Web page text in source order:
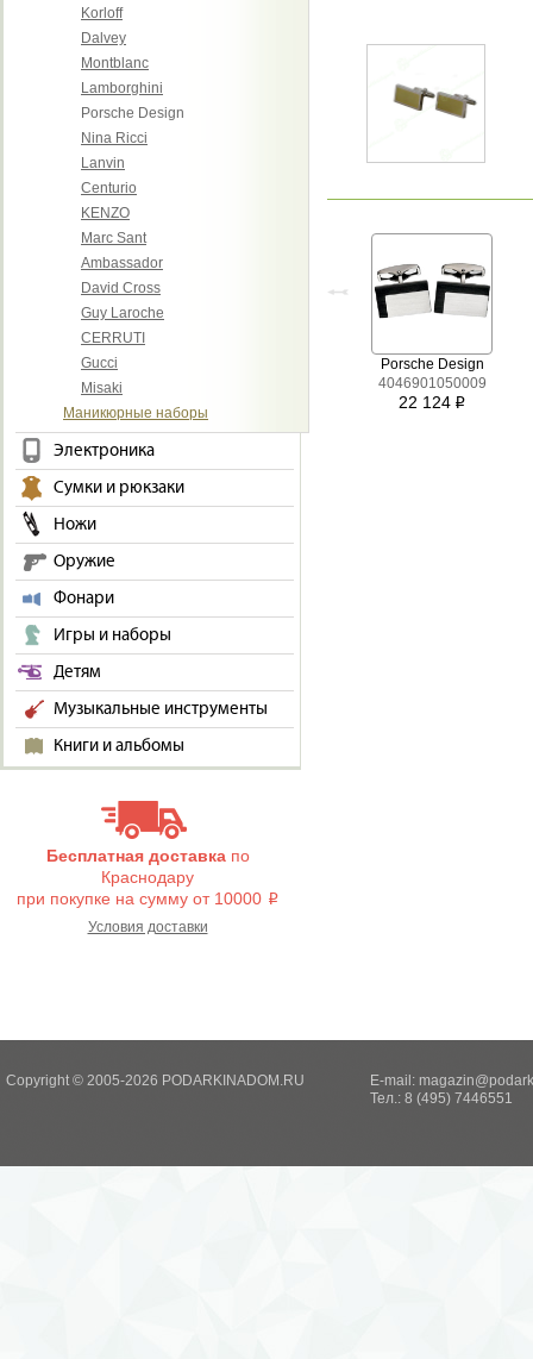
Korloff
Dalvey
Montblanc
Lamborghini
Porsche Design
Nina Ricci
Lanvin
Centurio
KENZO
Marc Sant
Ambassador
David Cross
Guy Laroche
CERRUTI
Gucci
Misaki
Маникюрные наборы
Электроника
Сумки и рюкзаки
Ножи
Оружие
Фонари
Игры и наборы
Детям
Музыкальные инструменты
Книги и альбомы
Бесплатная доставкапо
Краснодару
при покупке на сумму от 10000 i
Условия доставки
Porsche Design
4046901050009
22 124 i
Copyright © 2005-2026 PODARKINADOM.RU E-mail:
Тел.: 8 (495) 7446551